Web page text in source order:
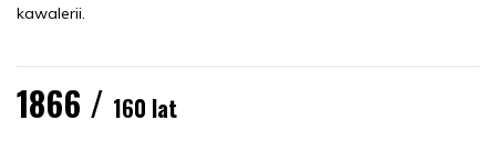
kawalerii.
1866 / 160 lat